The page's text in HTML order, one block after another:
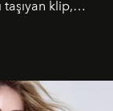
taşıyan klip,